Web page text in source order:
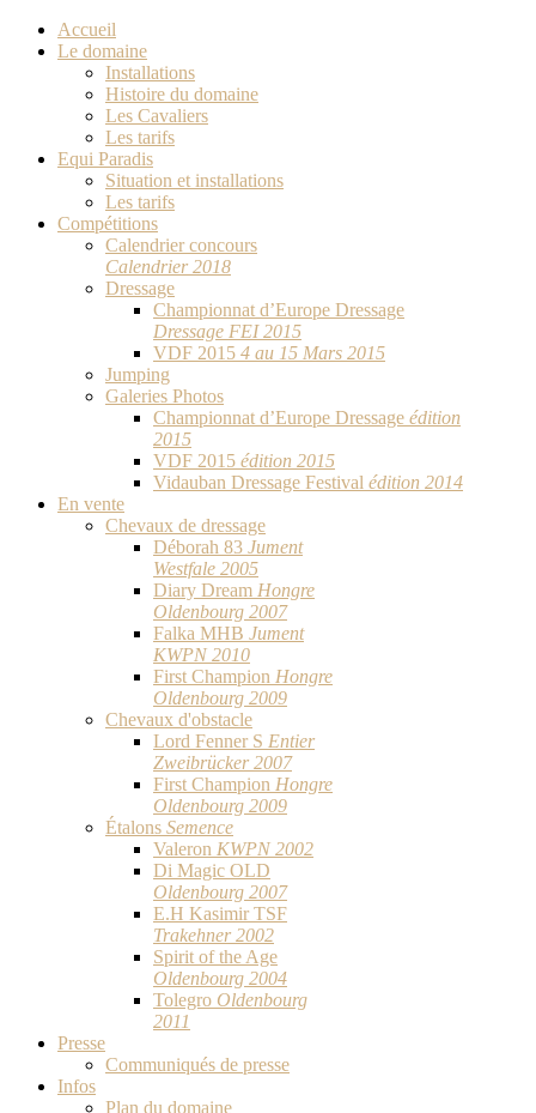
Accueil
Le domaine
Installations
Histoire du domaine
Les Cavaliers
Les tarifs
Equi Paradis
Situation et installations
Les tarifs
Compétitions
Calendrier concours
Calendrier 2018
Dressage
Championnat d’Europe Dressage
Dressage FEI 2015
VDF 2015 4 au 15 Mars 2015
Jumping
Galeries Photos
Championnat d’Europe Dressage édition
2015
VDF 2015 édition 2015
Vidauban Dressage Festival édition 2014
En vente
Chevaux de dressage
Déborah 83 Jument
Westfale 2005
Diary Dream Hongre
Oldenbourg 2007
Falka MHB Jument
KWPN 2010
First Champion Hongre
Oldenbourg 2009
Chevaux d'obstacle
Lord Fenner S Entier
Zweibrücker 2007
First Champion Hongre
Oldenbourg 2009
Étalons Semence
Valeron KWPN 2002
Di Magic OLD
Oldenbourg 2007
E.H Kasimir TSF
Trakehner 2002
Spirit of the Age
Oldenbourg 2004
Tolegro Oldenbourg
2011
Presse
Communiqués de presse
Infos
Plan du domaine